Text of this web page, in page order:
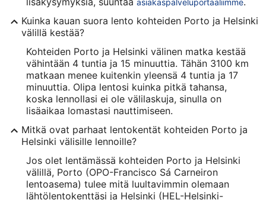
asiakaspalveluportaaliimme
Kuinka kauan suora lento kohteiden Porto ja Helsinki
välillä kestää?
Kohteiden Porto ja Helsinki välinen matka kestää
vähintään 4 tuntia ja 15 minuuttia. Tähän 3100 km
matkaan menee kuitenkin yleensä 4 tuntia ja 17
minuuttia. Olipa lentosi kuinka pitkä tahansa,
koska lennollasi ei ole välilaskuja, sinulla on
lisäaikaa lomastasi nauttimiseen.
Mitkä ovat parhaat lentokentät kohteiden Porto ja
Helsinki välisille lennoille?
Jos olet lentämässä kohteiden Porto ja Helsinki
välillä, Porto (OPO-Francisco Sá Carneiron
lentoasema) tulee mitä luultavimmin olemaan
lähtölentokenttäsi ja Helsinki (HEL-Helsinki-